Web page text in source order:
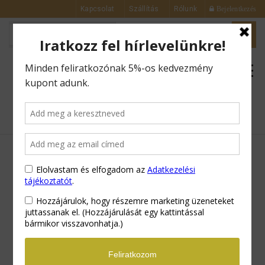
Kapcsolat Szállítás Rólunk Bejelentkezés
GRÁNÁT ALMA